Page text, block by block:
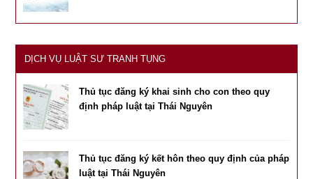
DỊCH VỤ LUẬT SƯ TRANH TỤNG
Thủ tục đăng ký khai sinh cho con theo quy
định pháp luật tại Thái Nguyên
Thủ tục đăng ký kết hôn theo quy định của pháp
luật tại Thái Nguyên